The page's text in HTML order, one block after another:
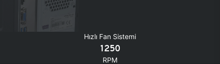
Hızlı Fan Sistemi
1250
RPM